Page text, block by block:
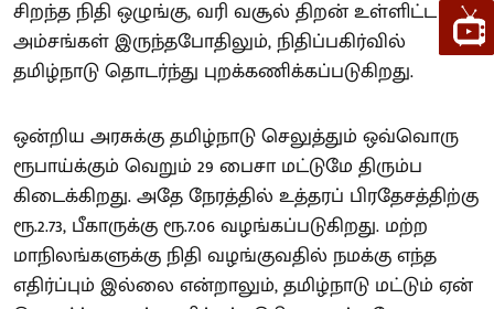
சிறந்த நிதி ஒழுங்கு, வரி வசூல் திறன் உள்ளிட்ட
அம்சங்கள் இருந்தபோதிலும், நிதிப்பகிர்வில்
தமிழ்நாடு தொடர்ந்து புறக்கணிக்கப்படுகிறது.
ஒன்றிய அரசுக்கு தமிழ்நாடு செலுத்தும் ஒவ்வொரு
ரூபாய்க்கும் வெறும் 29 பைசா மட்டுமே திரும்ப
கிடைக்கிறது. அதே நேரத்தில் உத்தரப் பிரதேசத்திற்கு
ரூ.2.73, பீகாருக்கு ரூ.7.06 வழங்கப்படுகிறது. மற்ற
மாநிலங்களுக்கு நிதி வழங்குவதில் நமக்கு எந்த
எதிர்ப்பும் இல்லை என்றாலும், தமிழ்நாடு மட்டும் ஏன்